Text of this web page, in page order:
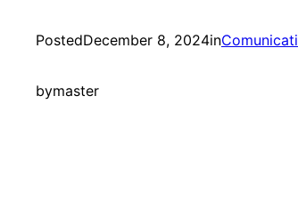
PostedDecember 8, 2024inComunicati
bymaster